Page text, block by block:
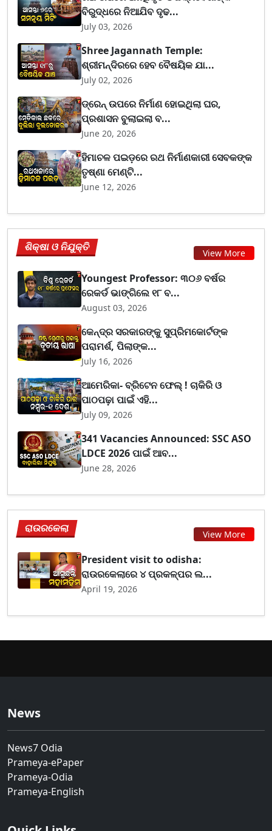
ବିରୁଦ୍ଧରେ ନିଆଯିବ ଦୃଢ...
July 03, 2026
Shree Jagannath Temple:
ଶ୍ରୀମନ୍ଦିରରେ ହେବ ବୈଷୟିକ ଯା...
July 02, 2026
ଡ୍ରେନ୍ ଉପରେ ନିର୍ମାଣ ହୋଇଥିଲା ଘର,
ପ୍ରଶାସନ ବୁଲାଇଲା ବ...
June 20, 2026
ହିମାଚଳ ପଇଡ଼ରେ ରଥ ନିର୍ମାଣକାରୀ ସେବକଙ୍କ
ତୃଷ୍ଣା ମେଣ୍ଟି...
June 12, 2026
ଶିକ୍ଷା ଓ ନିଯୁକ୍ତି View More
Youngest Professor: ୩୦୬ ବର୍ଷର
ରେକର୍ଡ ଭାଙ୍ଗିଲେ ୧୮ ବ...
August 03, 2026
କେନ୍ଦ୍ର ସରକାରଙ୍କୁ ସୁପ୍ରିମକୋର୍ଟଙ୍କ
ପରାମର୍ଶ, ପିଲାଙ୍କ...
July 16, 2026
ଆମେରିକା- ବ୍ରିଟେନ ଫେଲ୍ ! ଚାକିରି ଓ
ପାଠପଢ଼ା ପାଇଁ ଏହି...
July 09, 2026
341 Vacancies Announced: SSC ASO
LDCE 2026 ପାଇଁ ଆବ...
June 28, 2026
ରାଉରକେଲା View More
President visit to odisha:
ରାଉରକେଲାରେ ୪ ପ୍ରକଳ୍ପର ଲ...
April 19, 2026
News
News7 Odia
Prameya-ePaper
Prameya-Odia
Prameya-English